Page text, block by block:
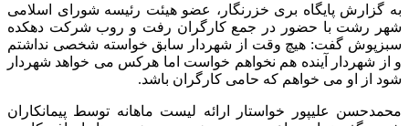
به گزارش پایگاه بری خزرنگار، عضو هیئت رئیسه شورای اسلامی
شهر رشت با حضور در جمع کارگران رفت و روب شرکت دهکده
سبزپوش گفت: هیچ وقت از شهردار سابق خواسته شخصی نداشتم
و از شهردار آینده هم نخواهم خواست اما هرکس می خواهد شهردار
شود از او می خواهم که حامی کارگران باشد.
محمدحسن علیپور خواستار ارائه لیست ماهانه توسط پیمانکاران